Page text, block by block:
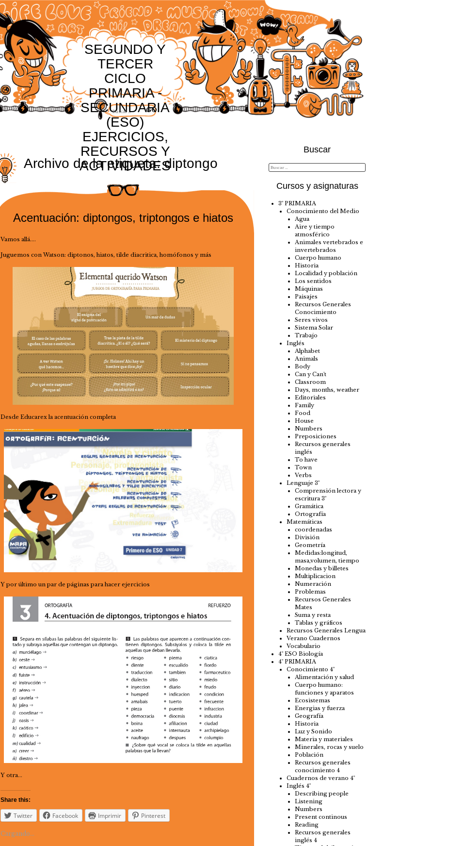
SEGUNDO Y
TERCER
CICLO
PRIMARIA -
SECUNDARIA
(ESO)
EJERCICIOS,
RECURSOS Y
ACTIVIDADES
Archivo de la etiqueta:diptongo
Acentuación: diptongos, triptongos e hiatos
Vamos allá….
Juguemos con Watson: diptonos, hiatos, tilde diacritica, homófonos y más
Desde Educarex la acentuación completa
Y por último un par de páginas para hacer ejercicios
Y otra…
Share this:
Twitter Facebook Imprimir Pinterest
Cargando...
Buscar
Cursos y asignaturas
3º PRIMARIA
Conocimiento del Medio
Agua
Aire y tiempo
atmosférico
Animales vertebrados e
invertebrados
Cuerpo humano
Historia
Localidad y población
Los sentidos
Máquinas
Paisajes
Recursos Generales
Conocimiento
Seres vivos
Sistema Solar
Trabajo
Inglés
Alphabet
Animals
Body
Can y Can't
Classroom
Days, months, weather
Editoriales
Family
Food
House
Numbers
Preposiciones
Recursos generales
inglés
To have
Town
Verbs
Lenguaje 3º
Comprensión lectora y
escritura 3º
Gramática
Ortografía
Matemáticas
coordenadas
División
Geometría
Medidas:longitud,
masa,volumen, tiempo
Monedas y billetes
Multiplicacion
Numeración
Problemas
Recursos Generales
Mates
Suma y resta
Tablas y gráficos
Recursos Generales Lengua
Verano Cuadernos
Vocabulario
4º ESO Biología
4º PRIMARIA
Conocimiento 4º
Alimentación y salud
Cuerpo humano:
funciones y aparatos
Ecosistemas
Energias y fuerza
Geografía
Historia
Luz y Sonido
Materia y materiales
Minerales, rocas y suelo
Población
Recursos generales
conocimiento 4
Cuadernos de verano 4º
Inglés 4º
Describing people
Listening
Numbers
Present continous
Reading
Recursos generales
inglés 4